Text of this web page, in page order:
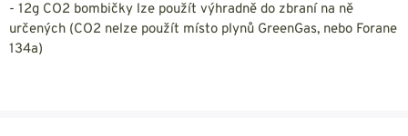
- 12g CO2 bombičky lze použít výhradně do zbraní na ně
určených (CO2 nelze použít místo plynů GreenGas, nebo Forane
134a)